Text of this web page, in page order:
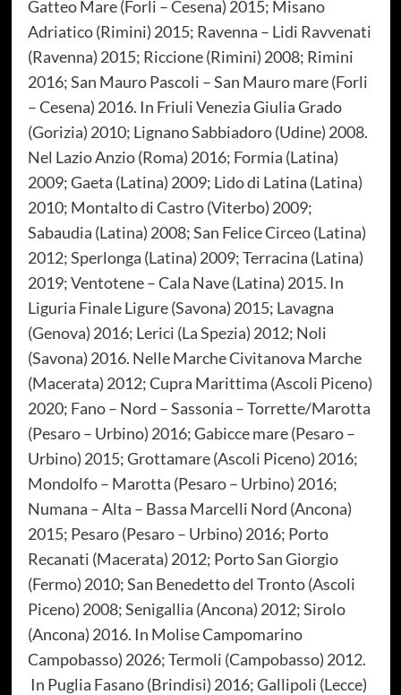
Gatteo Mare (Forli – Cesena) 2015; Misano
Adriatico (Rimini) 2015; Ravenna – Lidi Ravvenati
(Ravenna) 2015; Riccione (Rimini) 2008; Rimini
2016; San Mauro Pascoli – San Mauro mare (Forli
– Cesena) 2016. In Friuli Venezia Giulia Grado
(Gorizia) 2010; Lignano Sabbiadoro (Udine) 2008.
Nel Lazio Anzio (Roma) 2016; Formia (Latina)
2009; Gaeta (Latina) 2009; Lido di Latina (Latina)
2010; Montalto di Castro (Viterbo) 2009;
Sabaudia (Latina) 2008; San Felice Circeo (Latina)
2012; Sperlonga (Latina) 2009; Terracina (Latina)
2019; Ventotene – Cala Nave (Latina) 2015. In
Liguria Finale Ligure (Savona) 2015; Lavagna
(Genova) 2016; Lerici (La Spezia) 2012; Noli
(Savona) 2016. Nelle Marche Civitanova Marche
(Macerata) 2012; Cupra Marittima (Ascoli Piceno)
2020; Fano – Nord – Sassonia – Torrette/Marotta
(Pesaro – Urbino) 2016; Gabicce mare (Pesaro –
Urbino) 2015; Grottamare (Ascoli Piceno) 2016;
Mondolfo – Marotta (Pesaro – Urbino) 2016;
Numana – Alta – Bassa Marcelli Nord (Ancona)
2015; Pesaro (Pesaro – Urbino) 2016; Porto
Recanati (Macerata) 2012; Porto San Giorgio
(Fermo) 2010; San Benedetto del Tronto (Ascoli
Piceno) 2008; Senigallia (Ancona) 2012; Sirolo
(Ancona) 2016. In Molise Campomarino
Campobasso) 2026; Termoli (Campobasso) 2012.
In Puglia Fasano (Brindisi) 2016; Gallipoli (Lecce)